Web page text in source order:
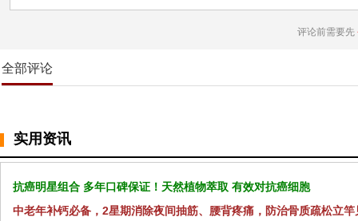
评论前需要先
全部评论
实用资讯
抗癌明星组合 多年口碑保证！天然植物萃取 有效对抗癌细胞
中老年补钙必备，2星期消除夜间抽筋、腰背疼痛，防治骨质疏松立竿